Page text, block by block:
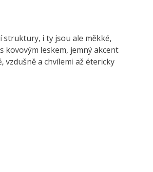
i ty jsou ale měkké,
kovovým leskem, jemný akcent
a chvílemi až étericky